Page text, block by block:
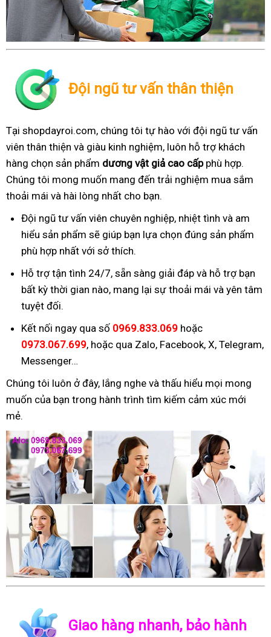
Đội ngũ tư vấn thân thiện
Tại shopdayroi.com, chúng tôi tự hào với đội ngũ tư vấn
viên thân thiện và giàu kinh nghiệm, luôn hỗ trợ khách
hàng chọn sản phẩm dương vật giả cao cấpphù hợp.
Chúng tôi mong muốn mang đến trải nghiệm mua sắm
thoải mái và hài lòng nhất cho bạn.
Đội ngũ tư vấn viên chuyên nghiệp, nhiệt tình và am
hiểu sản phẩm sẽ giúp bạn lựa chọn đúng sản phẩm
phù hợp nhất với sở thích.
Hỗ trợ tận tình 24/7, sẵn sàng giải đáp và hỗ trợ bạn
bất kỳ thời gian nào, mang lại sự thoải mái và yên tâm
tuyệt đối.
Kết nối ngay qua số 0969.833.069 hoặc
0973.067.699, hoặc qua Zalo, Facebook, X, Telegram,
Messenger…
Chúng tôi luôn ở đây, lắng nghe và thấu hiểu mọi mong
muốn của bạn trong hành trình tìm kiếm cảm xúc mới
mẻ.
Giao hàng nhanh, bảo hành